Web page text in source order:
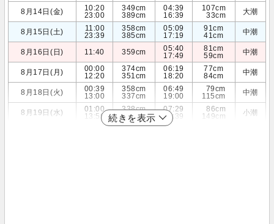
8月14日(金)
10:20
23:00
349cm
389cm
04:39
16:39
107cm
33cm
大潮
8月15日(土)
11:00
23:39
358cm
385cm
05:09
17:19
91cm
41cm
中潮
8月16日(日) 11:40 359cm
05:40
17:49
81cm
59cm
中潮
8月17日(月)
00:00
12:20
374cm
351cm
06:19
18:20
77cm
84cm
中潮
8月18日(火)
00:39
13:00
358cm
337cm
06:49
19:00
79cm
115cm
中潮
8月19日(水)
01:00
13:59
338cm
318cm
07:29
19:39
86cm
149cm
小潮
続きを表示